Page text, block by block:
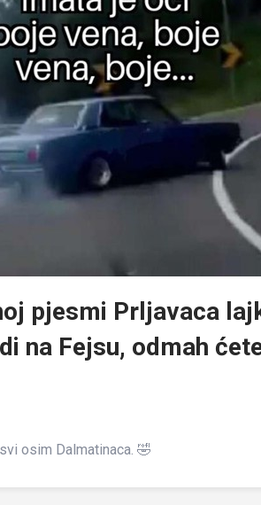
pjesmi Prljavaca
na Fejsu, odmah
osim Dalmatinaca. 🤣